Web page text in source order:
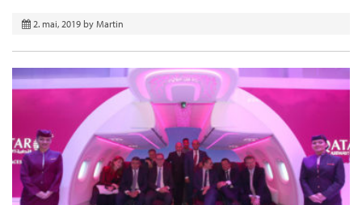
2. mai, 2019 by Martin